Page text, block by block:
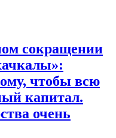
сокращении
чтобы всю
капитал.
очень